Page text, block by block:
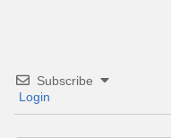
Subscribe
Login